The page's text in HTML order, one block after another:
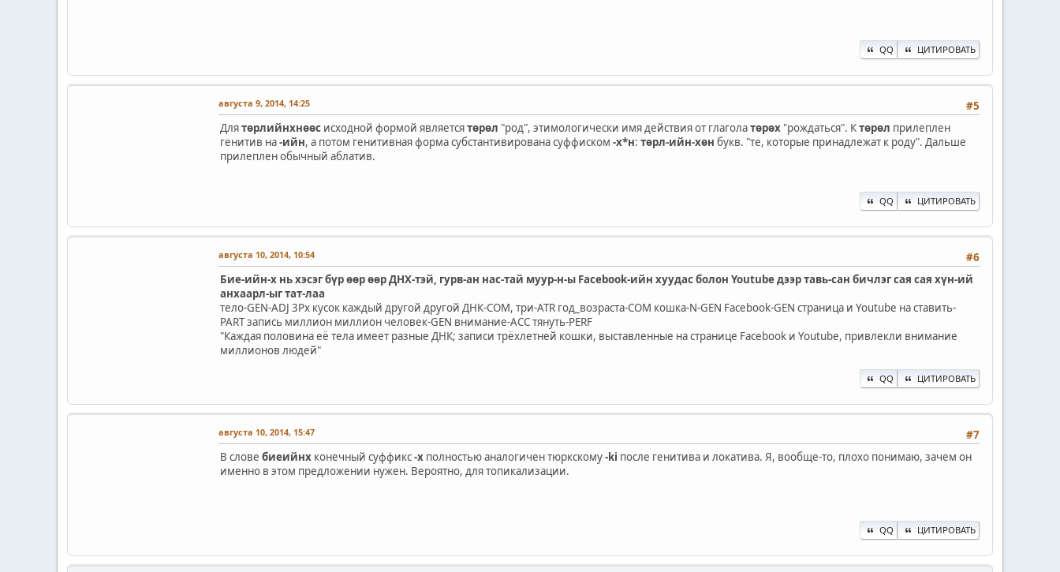
QQ ЦИТИРОВАТЬ
#5
августа 9, 2014, 14:25
Длятөрлийнхнөөс исходной формой являетсятөрөл "род", этимологически имя действия от глаголатөрөх "рождаться". Ктөрөл прилеплен
генитив на-ийн, а потом генитивная форма субстантивирована суффиском -х*н: төрл-ийн-хөн букв. "те, которые принадлежат к роду". Дальше
прилеплен обычный аблатив.
QQ ЦИТИРОВАТЬ
#6
августа 10, 2014, 10:54
Бие-ийн-х нь хэсэг бүр өөр өөр ДНХ-тэй, гурв-ан нас-тай муур-н-ы Facebook-ийн хуудас болон Youtube дээр тавь-сан бичлэг сая сая хүн-ий
анхаарл-ыг тат-лаа
тело-GEN-ADJ 3Px кусок каждый другой другой ДНК-COM, три-ATR год_возраста-COM кошка-N-GEN Facebook-GEN страница и Youtube на ставить-
PART запись миллион миллион человек-GEN внимание-ACC тянуть-PERF
"Каждая половина её тела имеет разные ДНК; записи трёхлетней кошки, выставленные на странице Facebook и Youtube, привлекли внимание
миллионов людей"
QQ ЦИТИРОВАТЬ
#7
августа 10, 2014, 15:47
В слове биеийнх конечный суффикс-х полностью аналогичен тюркскому-ki после генитива и локатива. Я, вообще-то, плохо понимаю, зачем он
именно в этом предложении нужен. Вероятно, для топикализации.
QQ ЦИТИРОВАТЬ